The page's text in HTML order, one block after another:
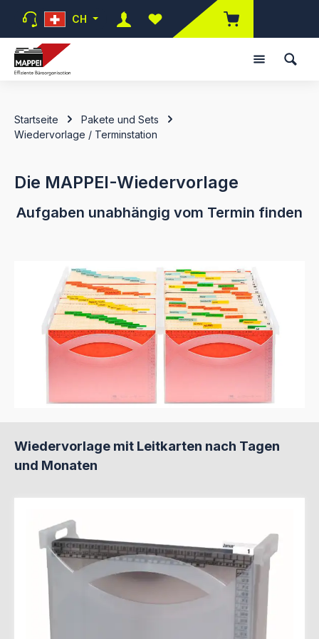
Zum Hauptinhalt springen
CH
Du hast 0 Produkte auf dem
Startseite
Pakete und Sets
Wiedervorlage / Terminstation
Die MAPPEI-Wiedervorlage
Aufgaben unabhängig vom Termin finden
Produktgalerie überspringen
Wiedervorlage mit Leitkarten nach Tagen
und Monaten